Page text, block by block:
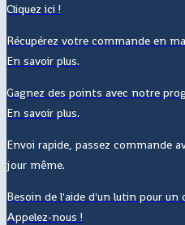
Cliquez ici !
Récupérez votre commande en
En savoir plus.
Gagnez des points avec notre
En savoir plus.
Envoi rapide, passez commande
jour même.
Besoin de l'aide d'un lutin pour un
Appelez-nous !